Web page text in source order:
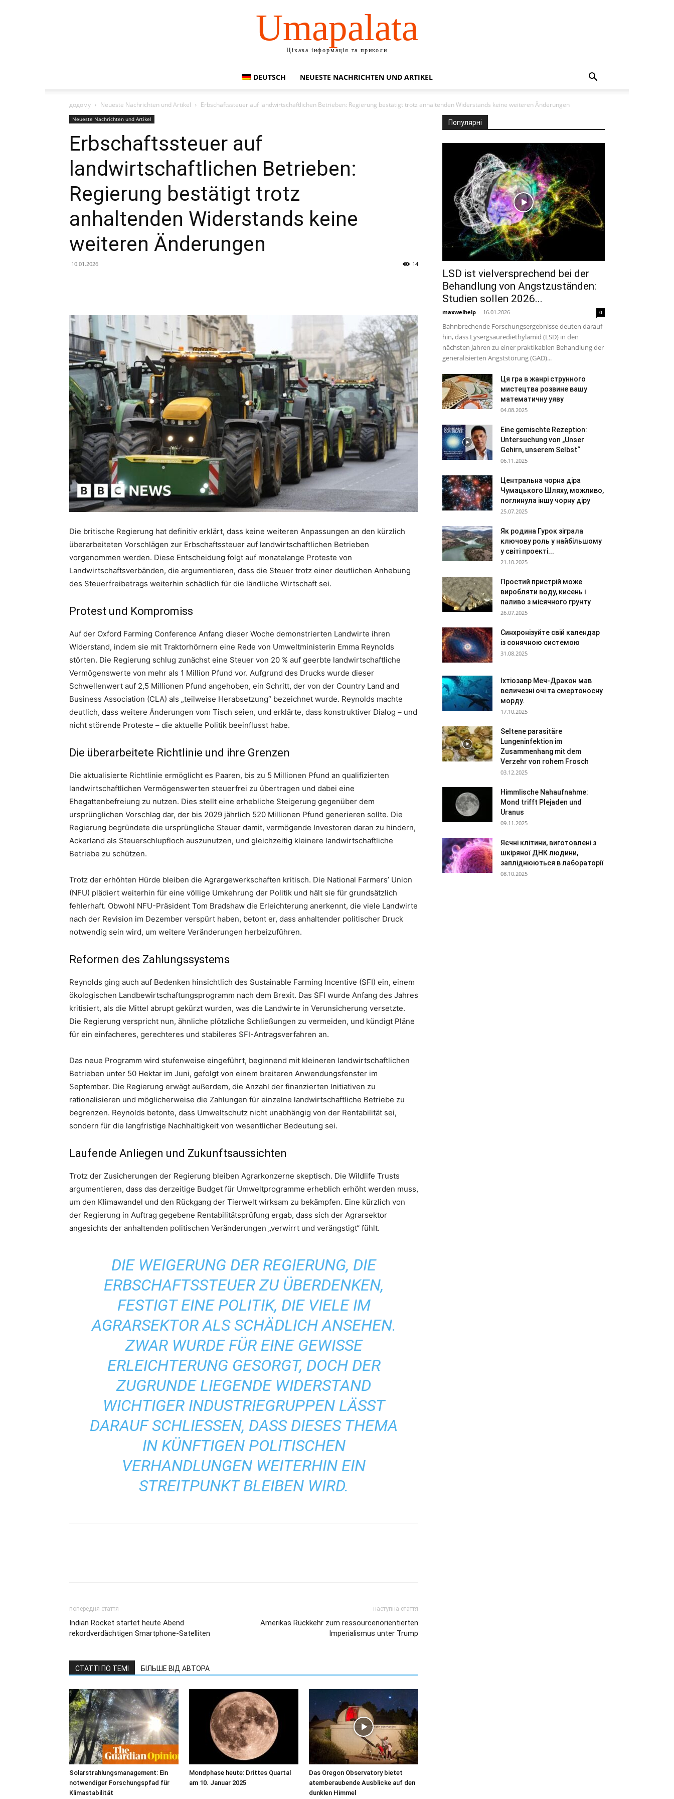
Umapalata
Цікава інформація та приколи
DEUTSCH NEUESTE NACHRICHTEN UND ARTIKEL
додому Neueste Nachrichten und Artikel Erbschaftssteuer auf landwirtschaftlichen Betrieben: Regierung bestätigt trotz anhaltenden Widerstands keine weiteren Änderungen
Neueste Nachrichten und Artikel
Erbschaftssteuer auf
landwirtschaftlichen Betrieben:
Regierung bestätigt trotz
anhaltenden Widerstands keine
weiteren Änderungen
10.01.2026 14
Die britische Regierung hat definitiv erklärt, dass keine weiteren Anpassungen an den kürzlich
überarbeiteten Vorschlägen zur Erbschaftssteuer auf landwirtschaftlichen Betrieben
vorgenommen werden. Diese Entscheidung folgt auf monatelange Proteste von
Landwirtschaftsverbänden, die argumentieren, dass die Steuer trotz einer deutlichen Anhebung
des Steuerfreibetrags weiterhin schädlich für die ländliche Wirtschaft sei.
Protest und Kompromiss
Auf der Oxford Farming Conference Anfang dieser Woche demonstrierten Landwirte ihren
Widerstand, indem sie mit Traktorhörnern eine Rede von Umweltministerin Emma Reynolds
störten. Die Regierung schlug zunächst eine Steuer von 20 % auf geerbte landwirtschaftliche
Vermögenswerte von mehr als 1 Million Pfund vor. Aufgrund des Drucks wurde dieser
Schwellenwert auf 2,5 Millionen Pfund angehoben, ein Schritt, der von der Country Land and
Business Association (CLA) als „teilweise Herabsetzung“ bezeichnet wurde. Reynolds machte
deutlich, dass weitere Änderungen vom Tisch seien, und erklärte, dass konstruktiver Dialog – und
nicht störende Proteste – die aktuelle Politik beeinflusst habe.
Die überarbeitete Richtlinie und ihre Grenzen
Die aktualisierte Richtlinie ermöglicht es Paaren, bis zu 5 Millionen Pfund an qualifizierten
landwirtschaftlichen Vermögenswerten steuerfrei zu übertragen und dabei eine
Ehegattenbefreiung zu nutzen. Dies stellt eine erhebliche Steigerung gegenüber dem
ursprünglichen Vorschlag dar, der bis 2029 jährlich 520 Millionen Pfund generieren sollte. Die
Regierung begründete die ursprüngliche Steuer damit, vermögende Investoren daran zu hindern,
Ackerland als Steuerschlupfloch auszunutzen, und gleichzeitig kleinere landwirtschaftliche
Betriebe zu schützen.
Trotz der erhöhten Hürde bleiben die Agrargewerkschaften kritisch. Die National Farmers’ Union
(NFU) plädiert weiterhin für eine völlige Umkehrung der Politik und hält sie für grundsätzlich
fehlerhaft. Obwohl NFU-Präsident Tom Bradshaw die Erleichterung anerkennt, die viele Landwirte
nach der Revision im Dezember verspürt haben, betont er, dass anhaltender politischer Druck
notwendig sein wird, um weitere Veränderungen herbeizuführen.
Reformen des Zahlungssystems
Reynolds ging auch auf Bedenken hinsichtlich des Sustainable Farming Incentive (SFI) ein, einem
ökologischen Landbewirtschaftungsprogramm nach dem Brexit. Das SFI wurde Anfang des Jahres
kritisiert, als die Mittel abrupt gekürzt wurden, was die Landwirte in Verunsicherung versetzte.
Die Regierung verspricht nun, ähnliche plötzliche Schließungen zu vermeiden, und kündigt Pläne
für ein einfacheres, gerechteres und stabileres SFI-Antragsverfahren an.
Das neue Programm wird stufenweise eingeführt, beginnend mit kleineren landwirtschaftlichen
Betrieben unter 50 Hektar im Juni, gefolgt von einem breiteren Anwendungsfenster im
September. Die Regierung erwägt außerdem, die Anzahl der finanzierten Initiativen zu
rationalisieren und möglicherweise die Zahlungen für einzelne landwirtschaftliche Betriebe zu
begrenzen. Reynolds betonte, dass Umweltschutz nicht unabhängig von der Rentabilität sei,
sondern für die langfristige Nachhaltigkeit von wesentlicher Bedeutung sei.
Laufende Anliegen und Zukunftsaussichten
Trotz der Zusicherungen der Regierung bleiben Agrarkonzerne skeptisch. Die Wildlife Trusts
argumentieren, dass das derzeitige Budget für Umweltprogramme erheblich erhöht werden muss,
um den Klimawandel und den Rückgang der Tierwelt wirksam zu bekämpfen. Eine kürzlich von
der Regierung in Auftrag gegebene Rentabilitätsprüfung ergab, dass sich der Agrarsektor
angesichts der anhaltenden politischen Veränderungen „verwirrt und verängstigt“ fühlt.
DIE WEIGERUNG DER REGIERUNG, DIE
ERBSCHAFTSSTEUER ZU ÜBERDENKEN,
FESTIGT EINE POLITIK, DIE VIELE IM
AGRARSEKTOR ALS SCHÄDLICH ANSEHEN.
ZWAR WURDE FÜR EINE GEWISSE
ERLEICHTERUNG GESORGT, DOCH DER
ZUGRUNDE LIEGENDE WIDERSTAND
WICHTIGER INDUSTRIEGRUPPEN LÄSST
DARAUF SCHLIESSEN, DASS DIESES THEMA I
N KÜNFTIGEN POLITISCHEN V
ERHANDLUNGEN WEITERHIN EIN S
TREITPUNKT BLEIBEN WIRD.
попередня стаття
Indian Rocket startet heute Abend
rekordverdächtigen Smartphone-Satelliten
наступна стаття
Amerikas Rückkehr zum ressourcenorientierten
Imperialismus unter Trump
СТАТТІ ПО ТЕМІ БІЛЬШЕ ВІД АВТОРА
Solarstrahlungsmanagement: Ein
notwendiger Forschungspfad für
Klimastabilität
Mondphase heute: Drittes Quartal
am 10. Januar 2025
Das Oregon Observatory bietet
atemberaubende Ausblicke auf den
dunklen Himmel
Популярні
LSD ist vielversprechend bei der
Behandlung von Angstzuständen:
Studien sollen 2026...
maxwelhelp - 16.01.2026 0
Bahnbrechende Forschungsergebnisse deuten darauf
hin, dass Lysergsäurediethylamid (LSD) in den
nächsten Jahren zu einer praktikablen Behandlung der
generalisierten Angststörung (GAD)...
Ця гра в жанрі струнного
мистецтва розвине вашу
математичну уяву
04.08.2025
Eine gemischte Rezeption:
Untersuchung von „Unser
Gehirn, unserem Selbst“
06.11.2025
Центральна чорна діра
Чумацького Шляху, можливо,
поглинула іншу чорну діру
25.07.2025
Як родина Гурок зіграла
ключову роль у найбільшому
у світі проекті...
21.10.2025
Простий пристрій може
виробляти воду, кисень і
паливо з місячного грунту
26.07.2025
Синхронізуйте свій календар
із сонячною системою
31.08.2025
Іхтіозавр Меч-Дракон мав
величезні очі та смертоносну
морду.
17.10.2025
Seltene parasitäre
Lungeninfektion im
Zusammenhang mit dem
Verzehr von rohem Frosch
03.12.2025
Himmlische Nahaufnahme:
Mond trifft Plejaden und
Uranus
09.11.2025
Яєчні клітини, виготовлені з
шкіряної ДНК людини,
запліднюються в лабораторії
08.10.2025